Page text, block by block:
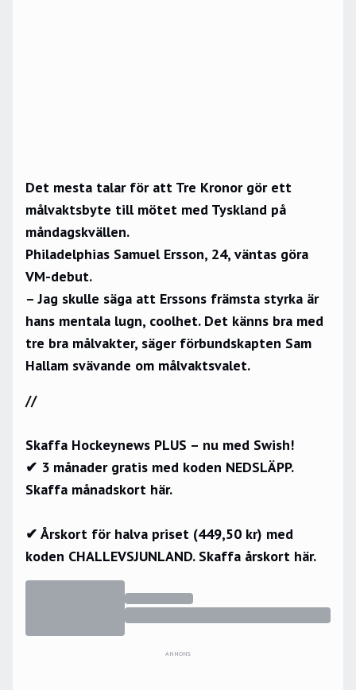
Det mesta talar för att Tre Kronor gör ett
målvaktsbyte till mötet med Tyskland på
måndagskvällen.
Philadelphias Samuel Ersson, 24, väntas göra
VM-debut.
– Jag skulle säga att Erssons främsta styrka är
hans mentala lugn, coolhet. Det känns bra med
tre bra målvakter, säger förbundskapten Sam
Hallam svävande om målvaktsvalet.
//
Skaffa Hockeynews PLUS – nu med Swish!
✔ 3 månader gratis med koden NEDSLÄPP.
Skaffa månadskort här.
✔ Årskort för halva priset (449,50 kr) med
koden CHALLEVSJUNLAND. Skaffa årskort här.
ANNONS